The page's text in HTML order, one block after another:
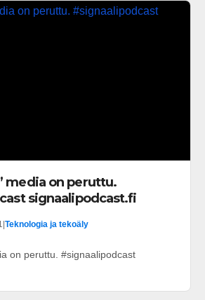
media on peruttu.
signaalipodcast.fi
Teknologia ja tekoäly
on peruttu. #signaalipodcast